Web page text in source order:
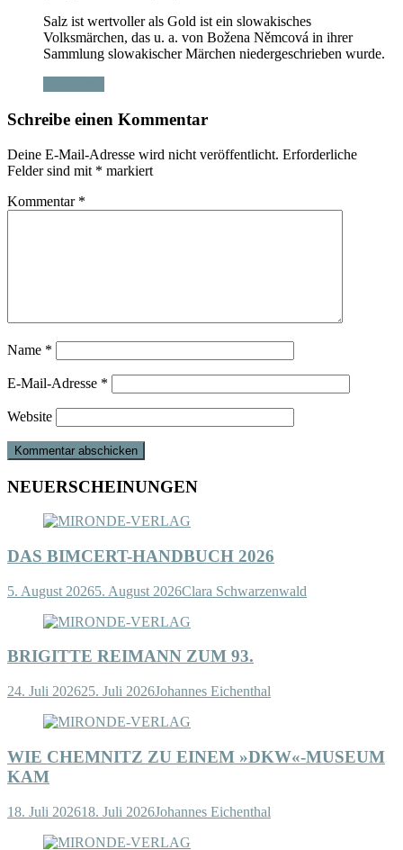
Salz ist wertvoller als Gold ist ein slowakisches
Volksmärchen, das u. a. von Božena Němcová in ihrer
Sammlung slowakischer Märchen niedergeschrieben wurde.
Schreibe einen Kommentar
Deine E-Mail-Adresse wird nicht veröffentlicht. Erforderliche
Felder sind mit * markiert
Kommentar *
Name *
E-Mail-Adresse *
Website
NEUERSCHEINUNGEN
DAS BIMCERT-HANDBUCH 2026
5. August 20265. August 2026Clara Schwarzenwald
BRIGITTE REIMANN ZUM 93.
24. Juli 202625. Juli 2026Johannes Eichenthal
WIE CHEMNITZ ZU EINEM »DKW«-MUSEUM
KAM
18. Juli 202618. Juli 2026Johannes Eichenthal